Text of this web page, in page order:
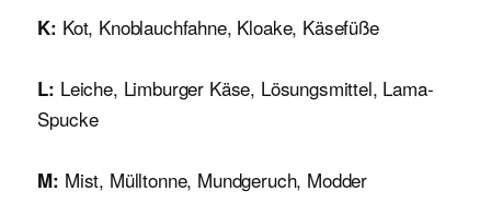
K: Kot, Knoblauchfahne, Kloake, Käsefüße
L: Leiche, Limburger Käse, Lösungsmittel, Lama-
Spucke
M: Mist, Mülltonne, Mundgeruch, Modder